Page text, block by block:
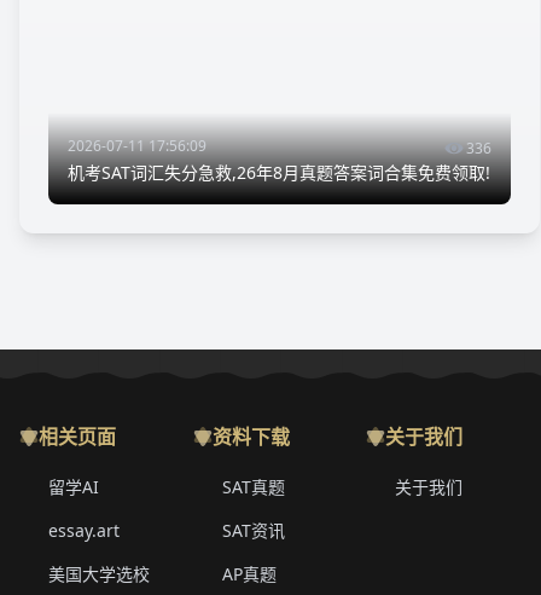
2026-07-11 17:56:09 336
机考SAT词汇失分急救,26年8月真题答案词合集免费领取!
相关页面
留学AI
essay.art
美国大学选校
资料下载
SAT真题
SAT资讯
AP真题
关于我们
关于我们